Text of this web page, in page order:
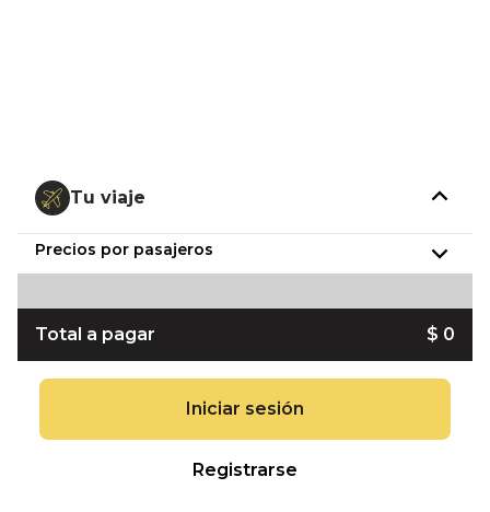
Tu viaje
Precios por pasajeros
Total a pagar $ 0
Iniciar sesión
Registrarse